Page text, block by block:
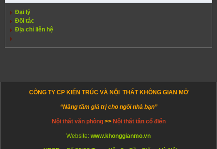
Đại lý
Đối tác
Địa chỉ liên hệ
CÔNG TY CP KIẾN TRÚC VÀ NỘI THẤT KHÔNG GIAN MỞ
“Nâng tầm giá trị cho ngôi nhà bạn”
Nội thất văn phòng >> Nội thất tân cổ điển
Website: www.khonggianmo.vn